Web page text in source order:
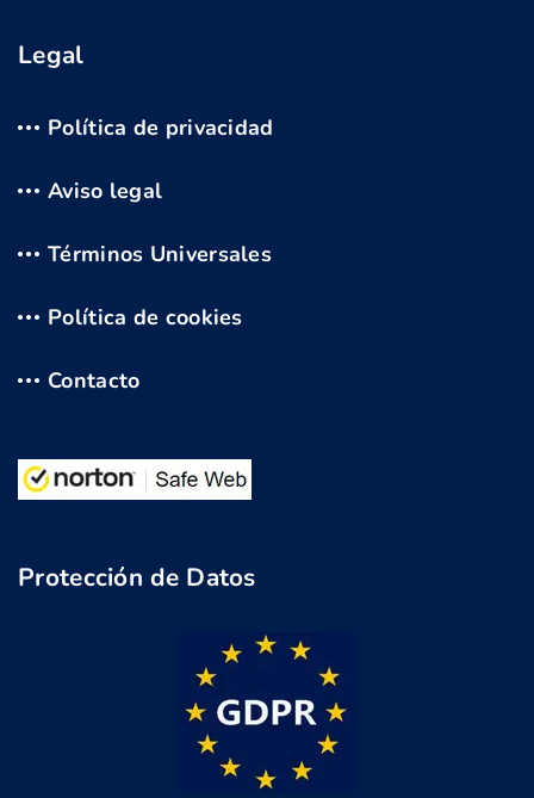
Legal
Política de privacidad
Aviso legal
Términos Universales
Política de cookies
Contacto
Protección de Datos